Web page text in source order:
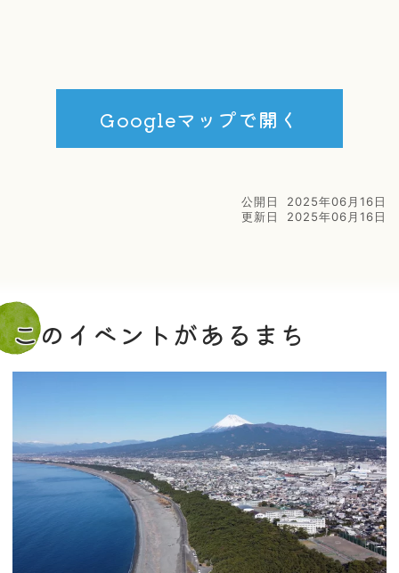
Googleマップで開く
公開日
2025年06月16日
更新日
2025年06月16日
このイベントがあるまち